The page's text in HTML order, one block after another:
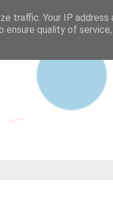
traffic. Your IP address
quality of